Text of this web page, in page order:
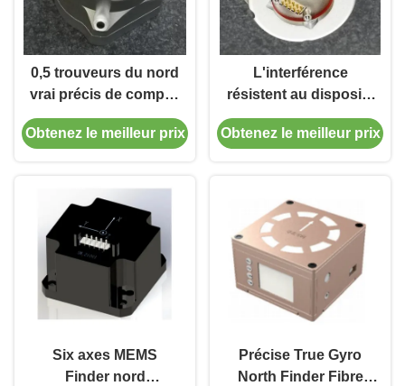
0,5 trouveurs du nord
vrai précis de compas
gyroscopique de sec
pour le système de
Obtenez le meilleur prix
L'interférence
résistent au dispositif
dirigé vers le nord
pour la navigation et
Obtenez le meilleur prix
Six axes MEMS
Finder nord
Précise True Gyro
North Finder Fibre